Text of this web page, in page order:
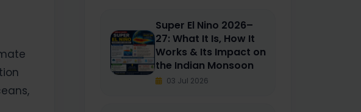
सामाजिक-आर्थिक प्रभाव
4. Significance for India | भारत के
लिए महत्व
Super El Nino 2026–
27: What It Is, How It
Works & Its Impact on
the Indian Monsoon
03 Jul 2026